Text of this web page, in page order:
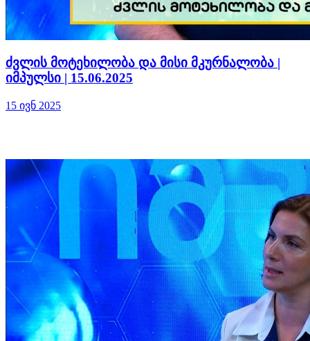
ძვლის მოტეხილობა და მისი მკურნალობა |
იმპულსი | 15.06.2025
15 ივნ 2025